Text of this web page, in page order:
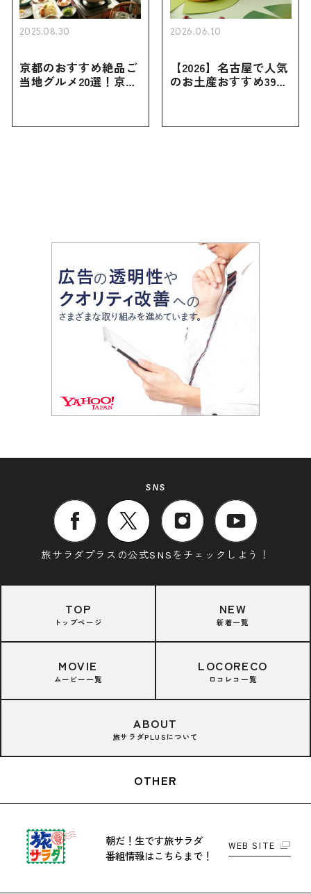
2025.08.30
京都のおすすめ絶品ご
当地グルメ20選！京都
2026.06.10
【2026】名古屋で人気
のお土産おすすめ39選
お土産・ばらまき用ま
SNS
旅サラダプラスの公式SNSをチェックしよう！
TOP
トップページ
NEW
新着一覧
MOVIE
ムービー一覧
LOCORECO
ロコレコ一覧
ABOUT
旅サラダPLUSについて
OTHER
朝だ！生です旅サラダ
番組情報はこちらまで！
WEB SITE